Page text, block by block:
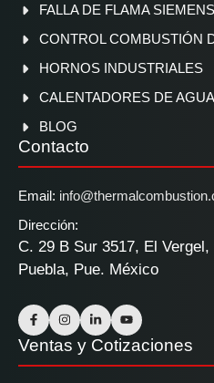
FALLA DE FLAMA SIEMENS
CONTROL COMBUSTIÓN
HORNOS INDUSTRIALES
CALENTADORES DE AGUA
BLOG
Contacto
Email:
Dirección:
C. 29 B Sur 3517, El Vergel,
Puebla, Pue. México
Ventas y Cotizaciones